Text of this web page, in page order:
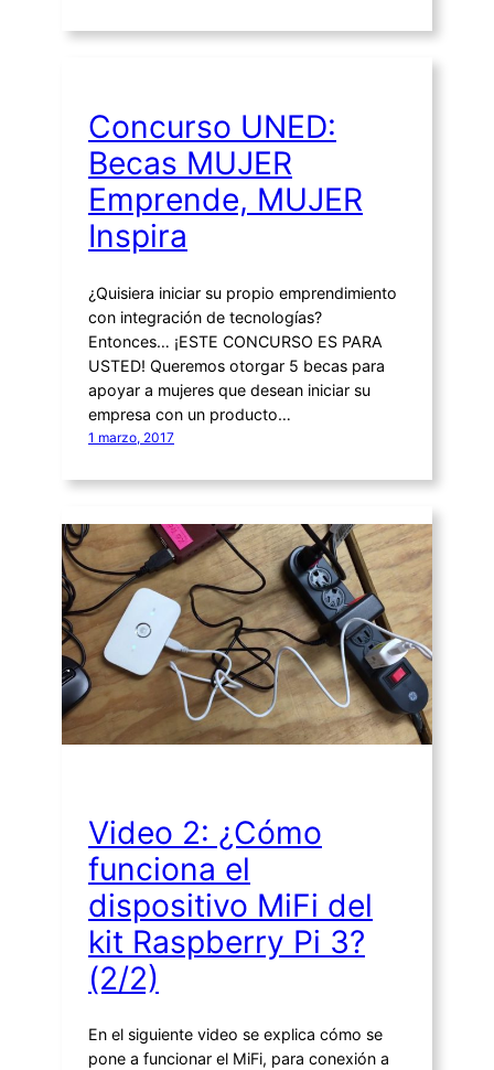
Concurso UNED:
Becas MUJER
Emprende, MUJER
Inspira
¿Quisiera iniciar su propio emprendimiento
con integración de tecnologías?
Entonces… ¡ESTE CONCURSO ES PARA
USTED! Queremos otorgar 5 becas para
apoyar a mujeres que desean iniciar su
empresa con un producto…
1 marzo, 2017
Video 2: ¿Cómo
funciona el
dispositivo MiFi del
kit Raspberry Pi 3?
(2/2)
En el siguiente video se explica cómo se
pone a funcionar el MiFi, para conexión a